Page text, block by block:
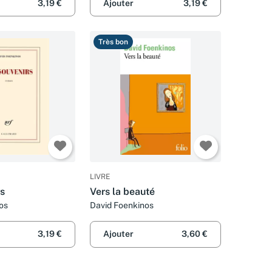
3,19 € Ajouter 3,19 €
3,19 €
Très bon
LIVRE
Vers la beauté
David Foenkinos
Ajouter 3,60 €